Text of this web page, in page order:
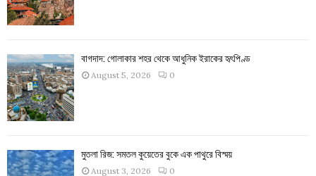
বাগদাদ: গোলাকার শহর থেকে আধুনিক ইরাকের হৃৎপিণ্ড
August 5, 2026 0
মুতলা রিজ: সমতল কুয়েতের বুকে এক পাথুরে বিস্ময়
August 3, 2026 0